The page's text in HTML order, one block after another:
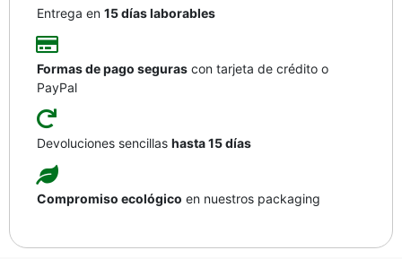
Entrega en 15 días laborables
Formas de pago seguras con tarjeta de crédito o
PayPal
Devoluciones sencillas hasta 15 días
Compromiso ecológico en nuestros packaging